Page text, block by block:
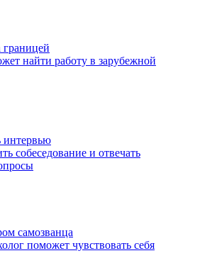
границей
найти работу в зарубежной
интервью
собеседование и отвечать
самозванца
поможет чувствовать себя